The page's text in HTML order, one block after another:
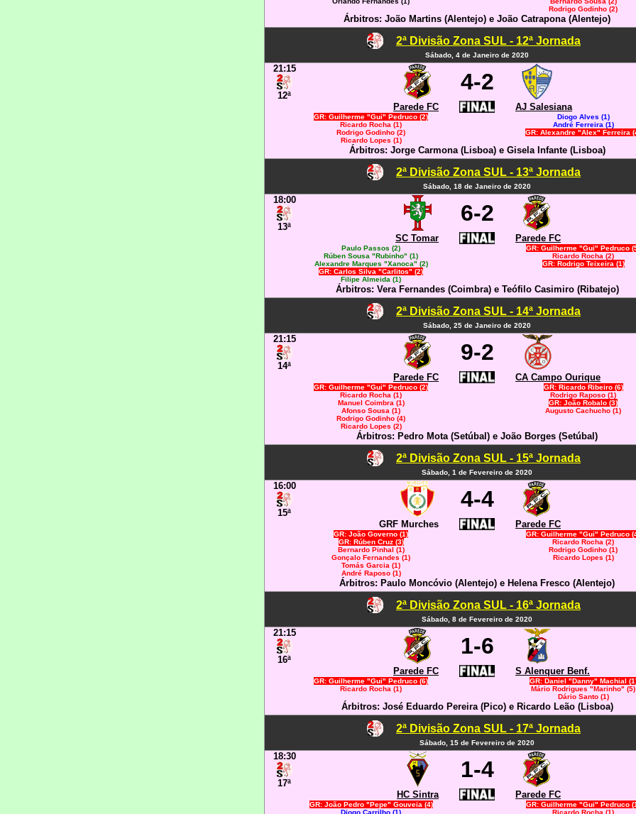
Rodrigo Godinho (2)
Árbitros: João Martins (Alentejo) e João Catrapona (Alentejo)
2ª Divisão Zona SUL - 12ª Jornada
Sábado, 4 de Janeiro de 2020
21:15
12ª
4-2
Parede FC AJ Salesiana
GR: Guilherme "Gui" Pedruco (2)
Ricardo Rocha (1)
Rodrigo Godinho (2)
Ricardo Lopes (1)
Diogo Alves (1)
André Ferreira (1)
GR: Alexandre "Alex" Ferreira
Árbitros: Jorge Carmona (Lisboa) e Gisela Infante (Lisboa)
2ª Divisão Zona SUL - 13ª Jornada
Sábado, 18 de Janeiro de 2020
18:00
13ª
6-2
SC Tomar Parede FC
Paulo Passos (2)
Rúben Sousa "Rubinho" (1)
Alexandre Marques "Xanoca" (2)
GR: Carlos Silva "Carlitos" (2)
Filipe Almeida (1)
GR: Guilherme "Gui" Pedruco
Ricardo Rocha (2)
GR: Rodrigo Teixeira (1)
Árbitros: Vera Fernandes (Coimbra) e Teófilo Casimiro (Ribatejo)
2ª Divisão Zona SUL - 14ª Jornada
Sábado, 25 de Janeiro de 2020
21:15
14ª
9-2
Parede FC CA Campo Ourique
GR: Guilherme "Gui" Pedruco (2)
Ricardo Rocha (1)
Manuel Coimbra (1)
Afonso Sousa (1)
Rodrigo Godinho (4)
Ricardo Lopes (2)
GR: Ricardo Ribeiro (6)
Rodrigo Raposo (1)
GR: João Robalo (3)
Augusto Cachucho (1)
Árbitros: Pedro Mota (Setúbal) e João Borges (Setúbal)
2ª Divisão Zona SUL - 15ª Jornada
Sábado, 1 de Fevereiro de 2020
16:00
15ª
4-4
GRF Murches Parede FC
GR: João Governo (1)
GR: Rúben Cruz (3)
Bernardo Pinhal (1)
Gonçalo Fernandes (1)
Tomás Garcia (1)
André Raposo (1)
GR: Guilherme "Gui" Pedruco
Ricardo Rocha (2)
Rodrigo Godinho (1)
Ricardo Lopes (1)
Árbitros: Paulo Moncóvio (Alentejo) e Helena Fresco (Alentejo)
2ª Divisão Zona SUL - 16ª Jornada
Sábado, 8 de Fevereiro de 2020
21:15
16ª
1-6
Parede FC S Alenquer Benf.
GR: Guilherme "Gui" Pedruco (6)
Ricardo Rocha (1)
GR: Daniel "Danny" Machial
Mário Rodrigues "Marinho" (5)
Dário Santo (1)
Árbitros: José Eduardo Pereira (Pico) e Ricardo Leão (Lisboa)
2ª Divisão Zona SUL - 17ª Jornada
Sábado, 15 de Fevereiro de 2020
18:30
17ª
1-4
HC Sintra Parede FC
GR: João Pedro "Pepe" Gouveia (4)
Diogo Carrilho (1)
GR: Guilherme "Gui" Pedruco
Ricardo Rocha (1)